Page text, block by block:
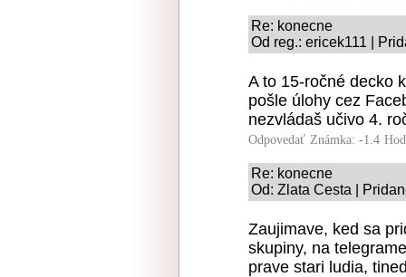
Re: konecne
Od reg.: ericek111 |
A to 15-ročné decko
pošle úlohy cez
nezvládaš učivo 4.
Odpovedať Známka: -1.4
Re: konecne
Od: Zlata Cesta |
Zaujimave, ked sa
skupiny, na
prave stari ludia,